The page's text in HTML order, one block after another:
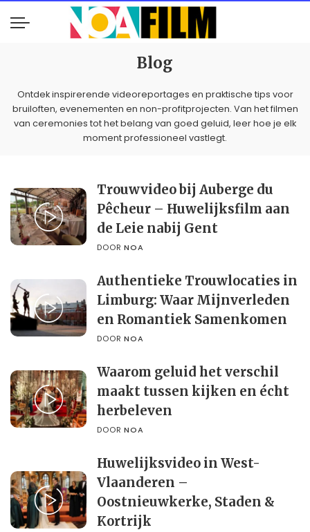
Blog
Ontdek inspirerende videoreportages en praktische tips voor
bruiloften, evenementen en non-profitprojecten. Van het filmen
van ceremonies tot het belang van goed geluid, leer hoe je elk
moment professioneel vastlegt.
Trouwvideo bij Auberge du
Pêcheur – Huwelijksfilm aan
de Leie nabij Gent
DOOR NOA
Authentieke Trouwlocaties in
Limburg: Waar Mijnverleden
en Romantiek Samenkomen
DOOR NOA
Waarom geluid het verschil
maakt tussen kijken en écht
herbeleven
DOOR NOA
Huwelijksvideo in West-
Vlaanderen –
Oostnieuwkerke, Staden &
Kortrijk